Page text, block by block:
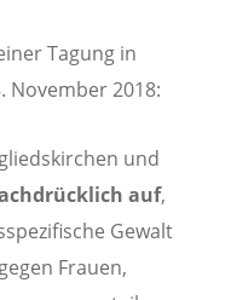
Tagung in
November 2018:
und
auf,
Gewalt
Frauen,